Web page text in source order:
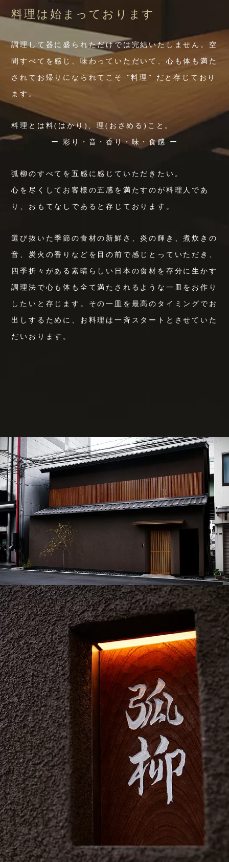
料理は始まっております
調理して器に盛られただけでは完結いたしません。空
間すべてを感じ、味わっていただいて、心も体も満た
されてお帰りになられてこそ “料理” だと存じており
ます。
料理とは料(はかり)、理(おさめる)こと。
ー 彩り・音・香り・味・食感 ー
弧柳のすべてを五感に感じていただきたい。
心を尽くしてお客様の五感を満たすのが料理人であ
り、おもてなしであると存じております。
選び抜いた季節の食材の新鮮さ、炎の輝き、煮炊きの
音、炭火の香りなどを目の前で感じとっていただき、
四季折々がある素晴らしい日本の食材を存分に生かす
調理法で心も体も全て満たされるような一皿をお作り
したいと存じます。その一皿を最高のタイミングでお
出しするために、お料理は一斉スタートとさせていた
だいおります。